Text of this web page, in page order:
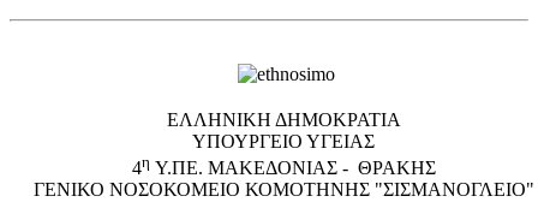
EΛΛΗΝΙΚΗ ΔΗΜΟΚΡΑΤΙΑ
ΥΠΟΥΡΓΕΙΟ ΥΓΕΙΑΣ
4η Υ.ΠΕ. ΜΑΚΕΔΟΝΙΑΣ - ΘΡΑΚΗΣ
ΓΕΝΙΚΟ NΟΣΟΚΟΜΕΙΟ ΚΟΜΟΤΗΝΗΣ "ΣΙΣΜΑΝΟΓΛΕΙΟ"